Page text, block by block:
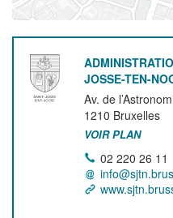
JOSSE-TEN-
Av. de
1210 Bruxelles
VOIR PLAN
02 220 26 11